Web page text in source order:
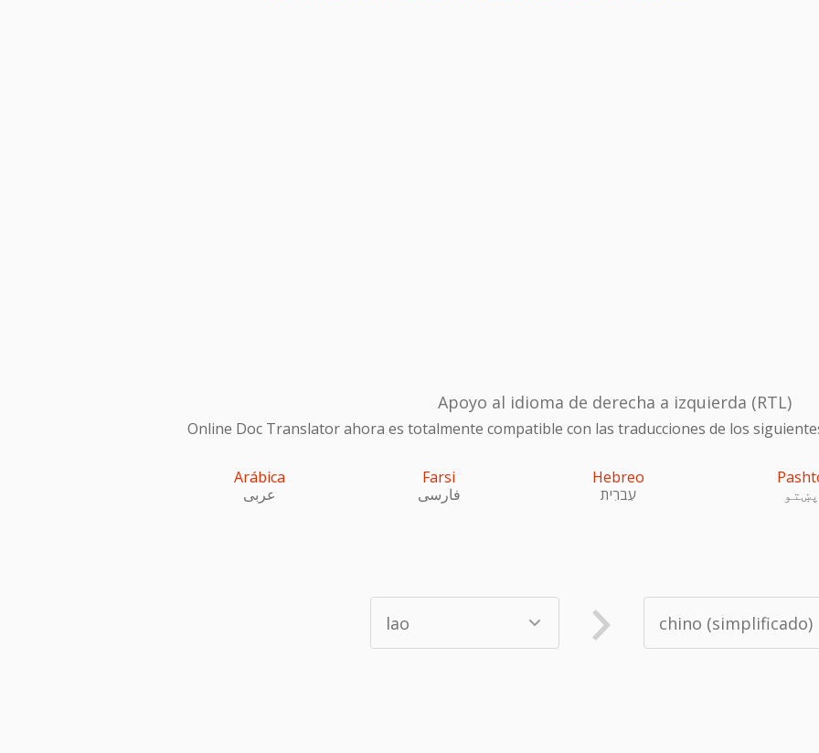
Apoyo al idioma de derecha a izquierda (RTL)
Online Doc Translator ahora es totalmente compatible con las traducciones de los
Arábica
عربى
Farsi
فارسی
Hebreo
עִברִית
پښتو